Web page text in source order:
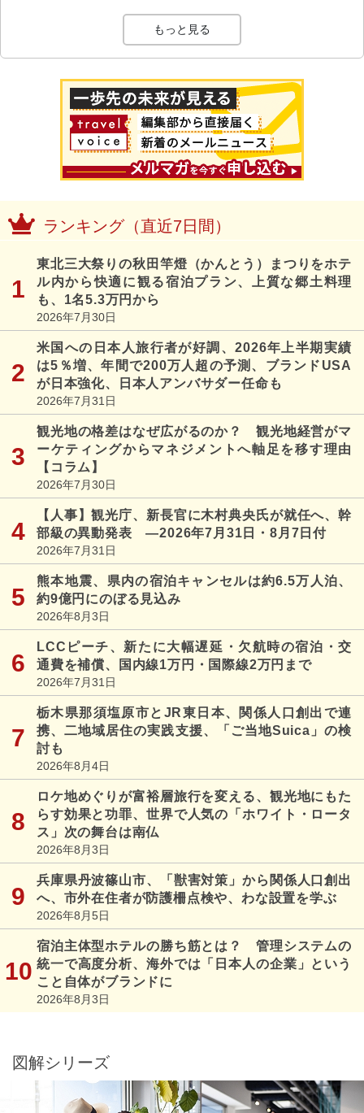
もっと見る
ランキング（直近7日間）
東北三大祭りの秋田竿燈（かんとう）まつりをホテ
ル内から快適に観る宿泊プラン、上質な郷土料理
も、1名5.3万円から
2026年7月30日
米国への日本人旅行者が好調、2026年上半期実績
は5％増、年間で200万人超の予測、ブランドUSA
が日本強化、日本人アンバサダー任命も
2026年7月31日
観光地の格差はなぜ広がるのか？ 観光地経営がマ
ーケティングからマネジメントへ軸足を移す理由
【コラム】
2026年7月30日
【人事】観光庁、新長官に木村典央氏が就任へ、幹
部級の異動発表 ―2026年7月31日・8月7日付
2026年7月31日
熊本地震、県内の宿泊キャンセルは約6.5万人泊、
約9億円にのぼる見込み
2026年8月3日
LCCピーチ、新たに大幅遅延・欠航時の宿泊・交
通費を補償、国内線1万円・国際線2万円まで
2026年7月31日
栃木県那須塩原市とJR東日本、関係人口創出で連
携、二地域居住の実践支援、「ご当地Suica」の検
討も
2026年8月4日
ロケ地めぐりが富裕層旅行を変える、観光地にもた
らす効果と功罪、世界で人気の「ホワイト・ロータ
ス」次の舞台は南仏
2026年8月3日
兵庫県丹波篠山市、「獣害対策」から関係人口創出
へ、市外在住者が防護柵点検や、わな設置を学ぶ
2026年8月5日
宿泊主体型ホテルの勝ち筋とは？ 管理システムの
統一で高度分析、海外では「日本人の企業」という
こと自体がブランドに
2026年8月3日
図解シリーズ